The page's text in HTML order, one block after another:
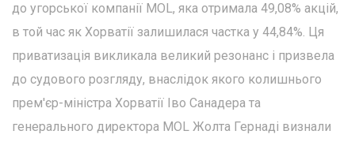
до угорської компанії MOL, яка отримала 49,08% акцій,
в той час як Хорватії залишилася частка у 44,84%. Ця
приватизація викликала великий резонанс і призвела
до судового розгляду, внаслідок якого колишнього
прем'єр-міністра Хорватії Іво Санадера та
генерального директора MOL Жолта Гернаді визнали